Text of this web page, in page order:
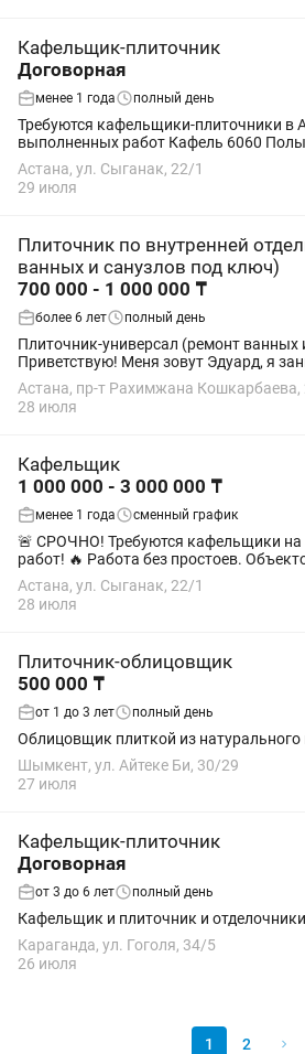
Кафельщик-плиточник
Договорная
менее 1 года полный день
Требуются кафельщики-плиточники в
выполненных работ Кафель 6060
7000тг Кафель 12060 Стена 10 000 тг Пол 5 500 тг Доп работы:
ГКЛ короб 20 000тг Ванна...
Астана, ул. Сыганак, 22/1
29 июля
Плиточник по внутренней
ванных и санузлов под ключ)
700 000 - 1 000 000 ₸
более 6 лет полный день
Плиточник-универсал (ремонт ванных
Приветствую! Меня зовут Эдуард, я
ремонтом квартир в г. Астана и
рабочий процесс. Моя...
Астана, пр-т Рахимжана Кошкарбаева,
28 июля
Кафельщик
1 000 000 - 3 000 000 ₸
менее 1 года сменный график
🚨 СРОЧНО! Требуются кафельщики
работ! 🔥 Работа без простоев. Объектов очень много!
Своевременная оплата! 💰 Расценки: Плитка 60×120 см • Пол —
5 500 тг/м² • Стены — 10 000...
Астана, ул. Сыганак, 22/1
28 июля
Плиточник-облицовщик
500 000 ₸
от 1 до 3 лет полный день
Шымкент, ул. Айтеке Би, 30/29
27 июля
Кафельщик-плиточник
Договорная
от 3 до 6 лет полный день
Кафельщик и плиточник и
Караганда, ул. Гоголя, 34/5
26 июля
1 2